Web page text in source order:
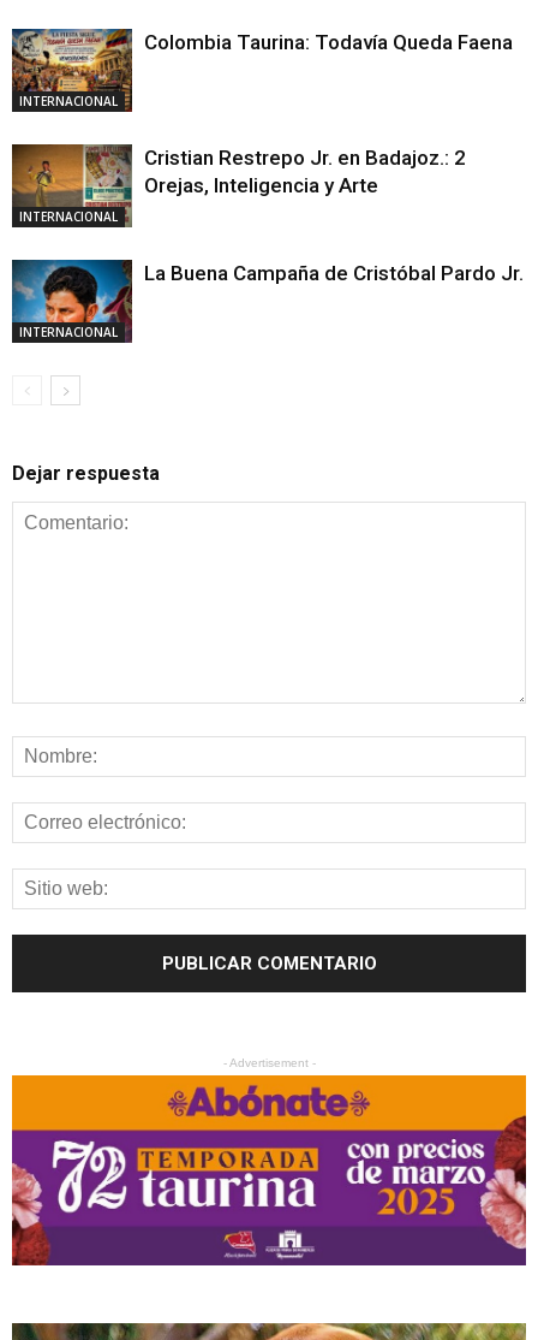
INTERNACIONAL
Colombia Taurina: Todavía Queda Faena
INTERNACIONAL
Cristian Restrepo Jr. en Badajoz.: 2
Orejas, Inteligencia y Arte
INTERNACIONAL
La Buena Campaña de Cristóbal Pardo Jr.
Dejar respuesta
- Advertisement -